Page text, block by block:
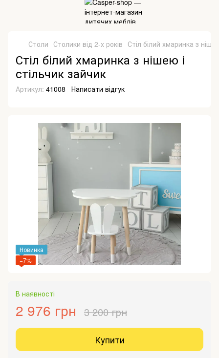
Столи Столики від 2-х років Стіл білий хмаринка з
Стіл білий хмаринка з нішею і
стільчик зайчик
Артикул: 41008 Написати відгук
Новинка
−7%
В наявності
2 976 грн 3 200 грн
Купити